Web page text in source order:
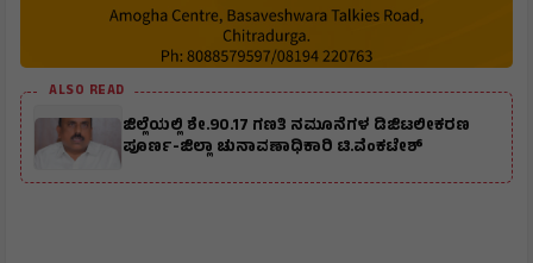
ALSO READ
ಜಿಲ್ಲೆಯಲ್ಲಿ ಶೇ.90.17 ಗಣತಿ ನಮೂನೆಗಳ ಡಿಜಿಟಲೀಕರಣ
ಪೂರ್ಣ-ಜಿಲ್ಲಾ ಚುನಾವಣಾಧಿಕಾರಿ ಟಿ.ವೆಂಕಟೇಶ್